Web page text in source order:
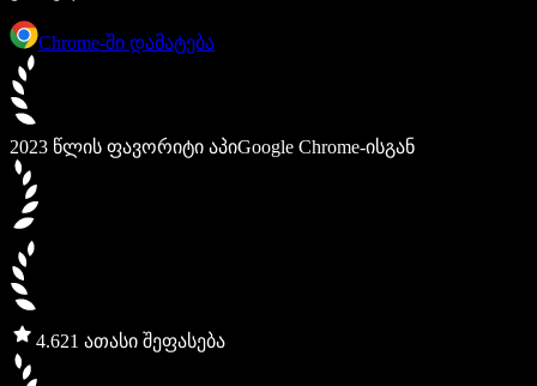
Chrome-ში დამატება
2023 წლის ფავორიტი აპიGoogle Chrome-ისგან
4.621 ათასი შეფასება